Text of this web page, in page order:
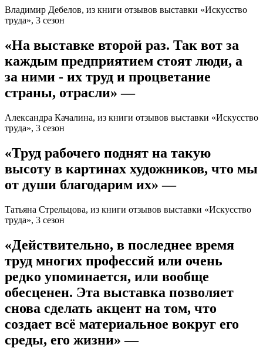
Владимир Дебелов, из книги отзывов выставки «Искусство
труда», 3 сезон
«На выставке второй раз. Так вот за
каждым предприятием стоят люди, а
за ними - их труд и процветание
страны, отрасли» —
Александра Качалина, из книги отзывов выставки «Искусство
труда», 3 сезон
«Труд рабочего поднят на такую
высоту в картинах художников, что мы
от души благодарим их» —
Татьяна Стрельцова, из книги отзывов выставки «Искусство
труда», 3 сезон
«Действительно, в последнее время
труд многих профессий или очень
редко упоминается, или вообще
обесценен. Эта выставка позволяет
снова сделать акцент на том, что
создает всё материальное вокруг его
среды, его жизни» —